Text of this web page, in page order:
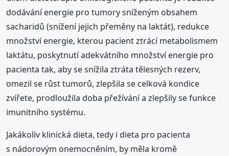
dodávání energie pro tumory sníženým obsahem
sacharidů (snížení jejich přeměny na laktát), redukce
množství energie, kterou pacient ztrácí metabolismem
laktátu, poskytnutí adekvátního množství energie pro
pacienta tak, aby se snížila ztráta tělesných rezerv,
omezil se růst tumorů, zlepšila se celková kondice
zvířete, prodloužila doba přežívání a zlepšily se funkce
imunitního systému.
Jakákoliv klinická dieta, tedy i dieta pro pacienta
s nádorovým onemocněním, by měla kromě